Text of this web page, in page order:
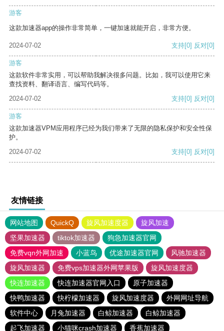
游客
这款加速器app的操作非常简单，一键加速就能开启，非常方便。
2024-07-02 支持[0] 反对[0]
游客
这款软件非常实用，可以帮助我解决很多问题。比如，我可以使用它来
查找资料、翻译语言、编写代码等。
2024-07-02
支持[0] 反对[0]
游客
这款加速器VPM应用程序已经为我们带来了无限的隐私保护和安全性保
护。
2024-07-02
支持[0] 反对[0]
友情链接
网站地图 QuickQ 旋风加速度器
旋风加速
坚果加速器
tiktok加速器
狗急加速器官网
免费vqn外网加速
小蓝鸟 优途加速器官网
风驰加速器
旋风加速器
免费vps加速器外网苹果版
旋风加速度器
快连加速器
快连加速器官网入口
原子加速器
快鸭加速器
快柠檬加速器 旋风加速度器
外网网址导航
软件中心
月兔加速器 白鲸加速器
白鲸加速器
起飞加速器
小猫咪crash加速器 香蕉加速器